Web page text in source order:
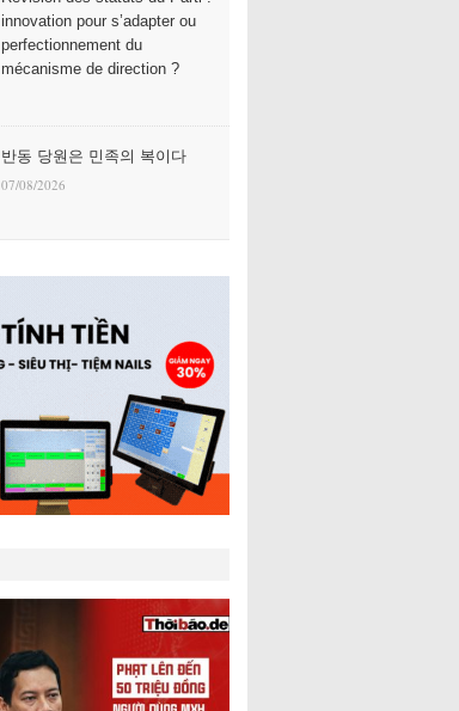
innovation pour s’adapter ou
perfectionnement du
mécanisme de direction ?
반동 당원은 민족의 복이다
07/08/2026